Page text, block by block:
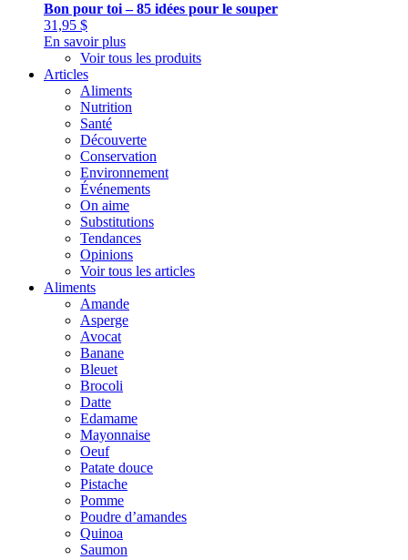
Bon pour toi – 85 idées pour le souper
31,95 $
En savoir plus
Voir tous les produits
Articles
Aliments
Nutrition
Santé
Découverte
Conservation
Environnement
Événements
On aime
Substitutions
Tendances
Opinions
Voir tous les articles
Aliments
Amande
Asperge
Avocat
Banane
Bleuet
Brocoli
Datte
Edamame
Mayonnaise
Oeuf
Patate douce
Pistache
Pomme
Poudre d’amandes
Quinoa
Saumon